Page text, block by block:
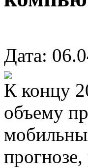
Дата:
К концу
объему